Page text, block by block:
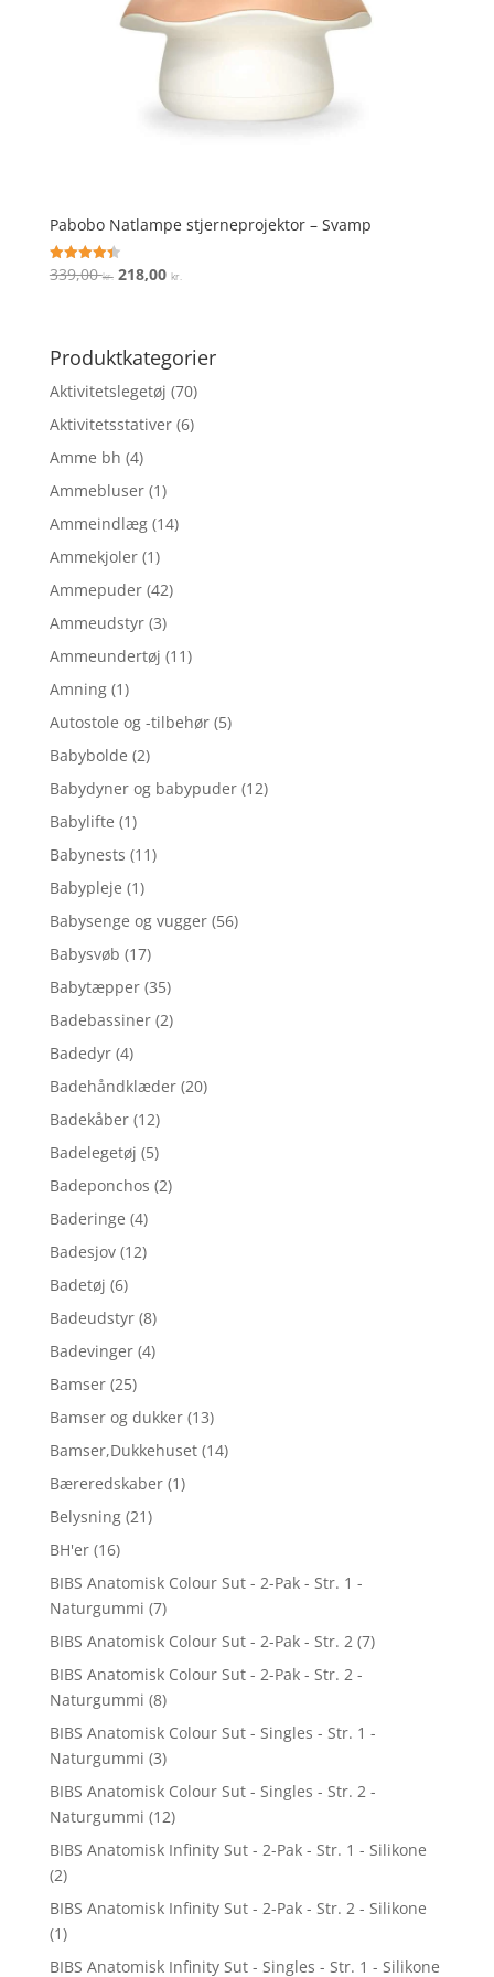
Pabobo Natlampe stjerneprojektor – Svamp
Vurderet
4.4
339,00kr. Den
var:
339,00 kr..
218,00 kr.
er:
Produktkategorier
Aktivitetslegetøj (70)
Aktivitetsstativer (6)
Amme bh (4)
Ammebluser (1)
Ammeindlæg (14)
Ammekjoler (1)
Ammepuder (42)
Ammeudstyr (3)
Ammeundertøj (11)
Amning (1)
Autostole og -tilbehør (5)
Babybolde (2)
Babydyner og babypuder (12)
Babylifte (1)
Babynests (11)
Babypleje (1)
Babysenge og vugger (56)
Babysvøb (17)
Babytæpper (35)
Badebassiner (2)
Badedyr (4)
Badehåndklæder (20)
Badekåber (12)
Badelegetøj (5)
Badeponchos (2)
Baderinge (4)
Badesjov (12)
Badetøj (6)
Badeudstyr (8)
Badevinger (4)
Bamser (25)
Bamser og dukker (13)
Bamser,Dukkehuset (14)
Bæreredskaber (1)
Belysning (21)
BH'er (16)
BIBS Anatomisk Colour Sut - 2-Pak - Str. 1 -
Naturgummi (7)
BIBS Anatomisk Colour Sut - 2-Pak - Str. 2 (7)
BIBS Anatomisk Colour Sut - 2-Pak - Str. 2 -
Naturgummi (8)
BIBS Anatomisk Colour Sut - Singles - Str. 1 -
Naturgummi (3)
BIBS Anatomisk Colour Sut - Singles - Str. 2 -
Naturgummi (12)
BIBS Anatomisk Infinity Sut - 2-Pak - Str. 1 - Silikone
(2)
BIBS Anatomisk Infinity Sut - 2-Pak - Str. 2 - Silikone
(1)
BIBS Anatomisk Infinity Sut - Singles - Str. 1 - Silikone